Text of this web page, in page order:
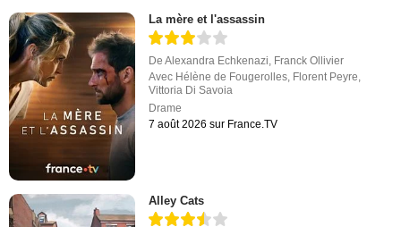
La mère et l'assassin
DeAlexandra Echkenazi, Franck Ollivier
Avec Hélène de Fougerolles, Florent Peyre,
Vittoria Di Savoia
Drame
7 août 2026 sur France.TV
Alley Cats